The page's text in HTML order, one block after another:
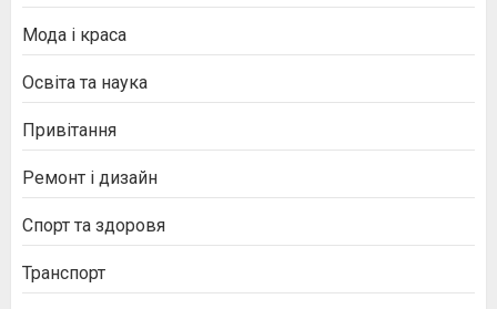
Мода і краса
Освіта та наука
Привітання
Ремонт і дизайн
Спорт та здоровя
Транспорт